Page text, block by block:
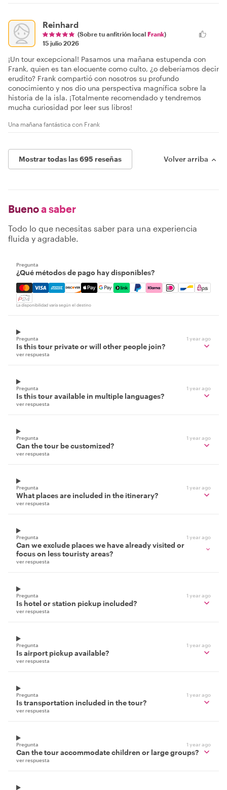
Reinhard
(Sobre tu anfitrión local Frank)
15 julio 2026
¡Un tour excepcional! Pasamos una mañana estupenda con
Frank, quien es tan elocuente como culto, ¿o deberíamos decir
erudito? Frank compartió con nosotros su profundo
conocimiento y nos dio una perspectiva magnífica sobre la
historia de la isla. ¡Totalmente recomendado y tendremos
mucha curiosidad por leer sus libros!
Una mañana fantástica con Frank
Mostrar todas las 695 reseñas Volver arriba
Buenoa saber
Todo lo que necesitas saber para una experiencia
fluida y agradable.
Pregunta
¿Qué métodos de pago hay disponibles?
Mastercard, Visa, Amex, Discover, Apple Pay, Google
La disponibilidad varía según el destino
Pregunta 1 year ago
Is this tour private or will other people join?
ver respuesta
Pregunta 1 year ago
Is this tour available in multiple languages?
ver respuesta
Pregunta 1 year ago
Can the tour be customized?
ver respuesta
Pregunta 1 year ago
What places are included in the itinerary?
ver respuesta
Pregunta 1 year ago
Can we exclude places we have already visited or
focus on less touristy areas?
ver respuesta
Pregunta 1 year ago
Is hotel or station pickup included?
ver respuesta
Pregunta 1 year ago
Is airport pickup available?
ver respuesta
Pregunta 1 year ago
Is transportation included in the tour?
ver respuesta
Pregunta 1 year ago
Can the tour accommodate children or large groups?
ver respuesta